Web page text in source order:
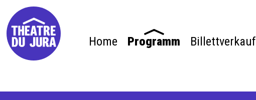
Home Programm Billettverkauf